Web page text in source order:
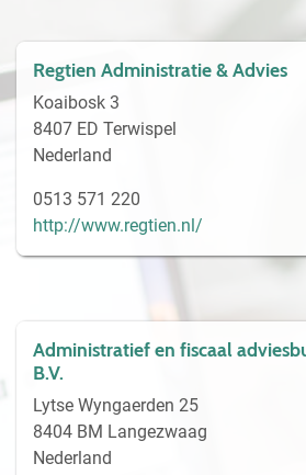
Regtien Administratie & Advies
Koaibosk 3
8407 ED Terwispel
Nederland
0513 571 220
http://www.regtien.nl/
Administratief en fiscaal
B.V.
Lytse Wyngaerden 25
8404 BM Langezwaag
Nederland